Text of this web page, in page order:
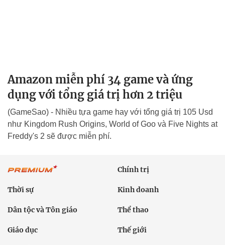
Amazon miễn phí 34 game và ứng
dụng với tổng giá trị hơn 2 triệu
(GameSao) - Nhiều tựa game hay với tổng giá trị 105 Usd
như Kingdom Rush Origins, World of Goo và Five Nights at
Freddy's 2 sẽ được miễn phí.
Chính trị
Thời sự Kinh doanh
Dân tộc và Tôn giáo Thể thao
Giáo dục Thế giới